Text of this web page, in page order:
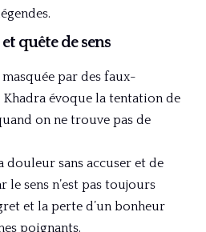
quête de sens
par des faux-
Khadra évoque la tentation de
on ne trouve pas de
douleur sans accuser et de
le sens n’est pas toujours
et la perte d’un bonheur
poignants.